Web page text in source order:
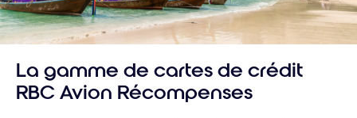
La gamme de cartes de crédit
RBC Avion Récompenses